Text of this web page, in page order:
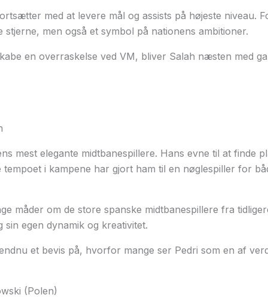
med at levere mål og assists på højeste niveau.
stjerne, men også et symbol på nationens ambitioner.
en overraskelse ved VM, bliver Salah næsten med
mest elegante midtbanespillere. Hans evne til at finde
i kampene har gjort ham til en nøglespiller for
måder om de store spanske midtbanespillere fra
sin egen dynamik og kreativitet.
et bevis på, hvorfor mange ser Pedri som en af
(Polen)